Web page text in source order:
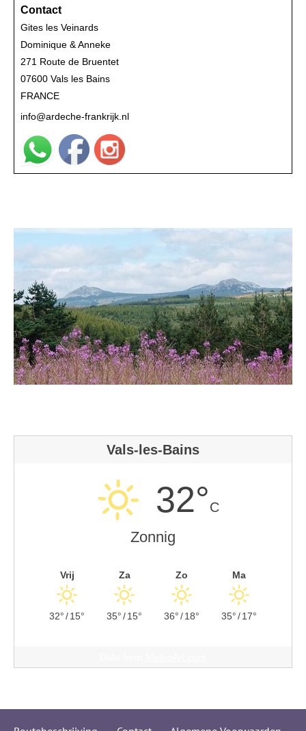
Contact
Gites les Veinards
Dominique & Anneke
271 Route de Bruentet
07600 Vals les Bains
FRANCE
info@ardeche-frankrijk.nl
Vals-les-Bains
32°C
Zonnig
Vrij
32°/15°
Za
35°/15°
Zo
36°/18°
Ma
35°/17°